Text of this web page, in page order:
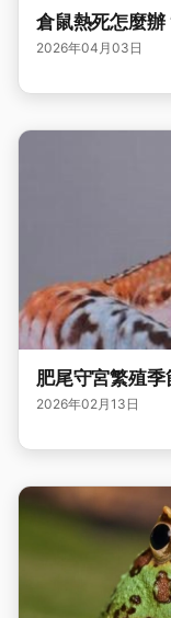
倉鼠熱死怎麼
2026年04月03日
肥尾守宮繁殖
2026年02月13日